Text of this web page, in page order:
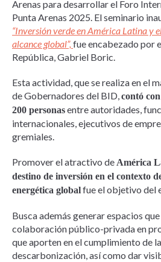
Arenas para desarrollar el Foro
Punta Arenas 2025. El seminario
“Inversión verde en América Latina y
alcance global”, fue encabezado por
República, Gabriel Boric.
Esta actividad, que se realiza en el
de Gobernadores del BID,contó
200 personasentre autoridades,
internacionales, ejecutivos de
gremiales.
Promover el atractivo de América
destino de inversión en el contexto
energética globalfue el objetivo del
Busca además generar espacios
colaboración público-privada en
que aporten en el cumplimiento de
descarbonización, así como dar